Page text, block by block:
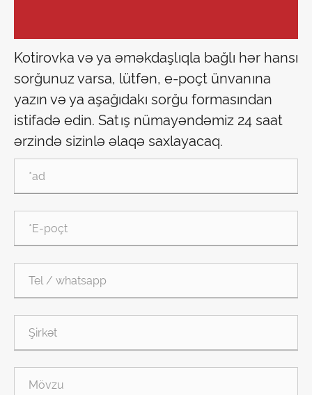
Kotirovka və ya əməkdaşlıqla bağlı hər hansı
sorğunuz varsa, lütfən, e-poçt ünvanına
yazın və ya aşağıdakı sorğu formasından
istifadə edin. Satış nümayəndəmiz 24 saat
ərzində sizinlə əlaqə saxlayacaq.